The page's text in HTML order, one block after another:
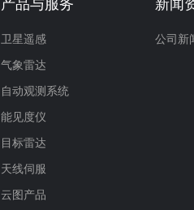
产品与服务
卫星遥感
气象雷达
自动观测系统
能见度仪
目标雷达
天线伺服
云图产品
新闻
公司新